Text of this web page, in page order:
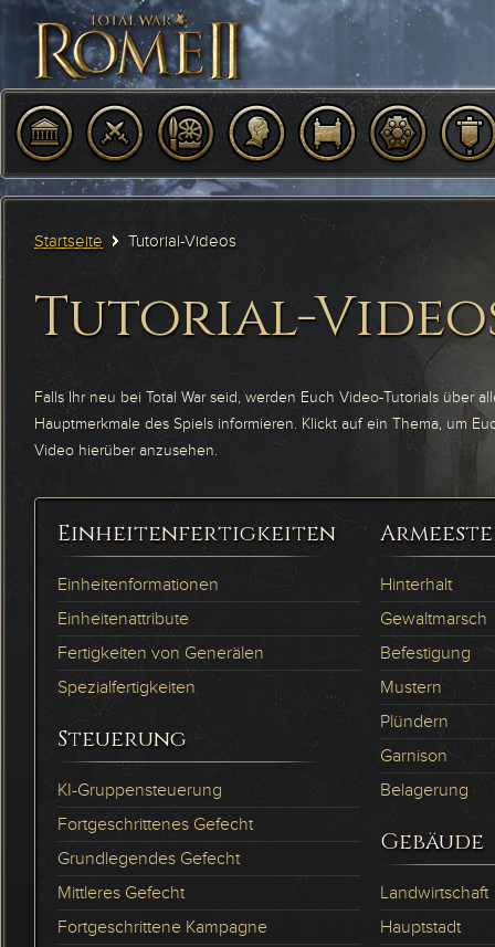
Startseite Tutorial-Videos
Tutorial-
Falls Ihr neu bei Total War seid, werden Euch Video-Tutorials über
Hauptmerkmale des Spiels informieren. Klickt auf ein Thema, um
Video hierüber anzusehen.
Einheitenfertigkeiten
Einheitenformationen
Einheitenattribute
Fertigkeiten von Generälen
Spezialfertigkeiten
Steuerung
KI-Gruppensteuerung
Fortgeschrittenes Gefecht
Grundlegendes Gefecht
Mittleres Gefecht
Fortgeschrittene Kampagne
Hinterhalt
Gewaltmarsch
Befestigung
Mustern
Plündern
Garnison
Belagerung
Gebäude
Landwirtschaft
Hauptstadt